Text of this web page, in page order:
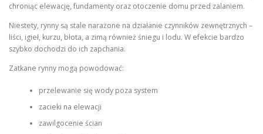
chroniąc elewację, fundamenty oraz otoczenie domu przed zalaniem.
Niestety, rynny są stale narażone na działanie czynników zewnętrznych –
liści, igieł, kurzu, błota, a zimą również śniegu i lodu. W efekcie bardzo
szybko dochodzi do ich zapchania.
Zatkane rynny mogą powodować:
przelewanie się wody poza system
zacieki na elewacji
zawilgocenie ścian